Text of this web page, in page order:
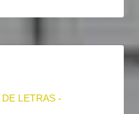
LETRAS -